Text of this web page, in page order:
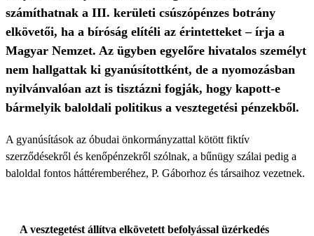
számíthatnak a III. kerületi csúszópénzes botrány
elkövetői, ha a bíróság elítéli az érintetteket – írja a
Magyar Nemzet. Az ügyben egyelőre hivatalos személyt
nem hallgattak ki gyanúsítottként, de a nyomozásban
nyilvánvalóan azt is tisztázni fogják, hogy kapott-e
bármelyik baloldali politikus a vesztegetési pénzekből.
A gyanúsítások az óbudai önkormányzattal kötött fiktív
szerződésekről és kenőpénzekről szólnak, a bűnügy szálai pedig a
baloldal fontos háttéremberéhez, P. Gáborhoz és társaihoz vezetnek.
A vesztegetést állítva elkövetett befolyással üzérkedés